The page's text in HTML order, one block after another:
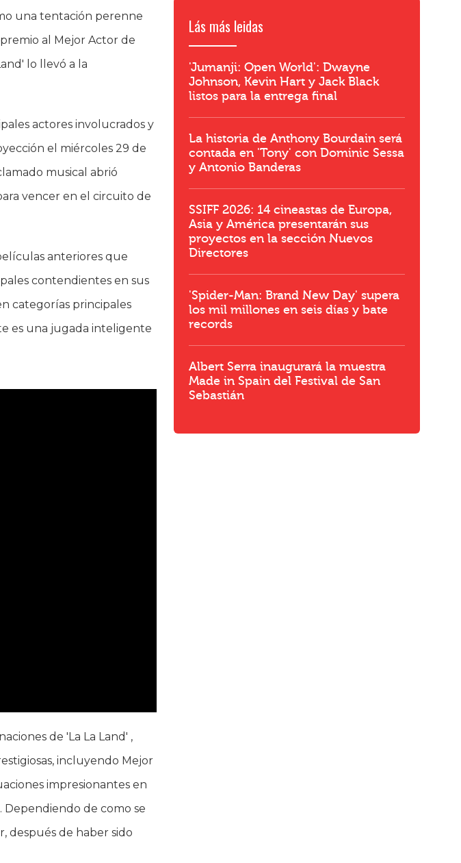
una tentación perenne
al Mejor Actor de
lo llevó a la
actores involucrados y
el miércoles 29 de
musical abrió
vencer en el circuito de
anteriores que
contendientes en sus
categorías principales
es una jugada inteligente
de 'La La Land' ,
incluyendo Mejor
impresionantes en
Dependiendo de como se
después de haber sido
Lás más leidas
'Jumanji: Open World': Dwayne
Johnson, Kevin Hart y Jack Black
listos para la entrega final
La historia de Anthony Bourdain será
contada en 'Tony' con Dominic Sessa
y Antonio Banderas
SSIFF 2026: 14 cineastas de Europa,
Asia y América presentarán sus
proyectos en la sección Nuevos
Directores
'Spider-Man: Brand New Day' supera
los mil millones en seis días y bate
records
Albert Serra inaugurará la muestra
Made in Spain del Festival de San
Sebastián